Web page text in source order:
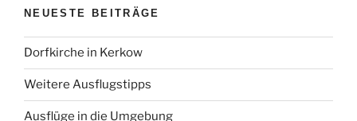
NEUESTE BEITRÄGE
Dorfkirche in Kerkow
Weitere Ausflugstipps
Ausflüge in die Umgebung